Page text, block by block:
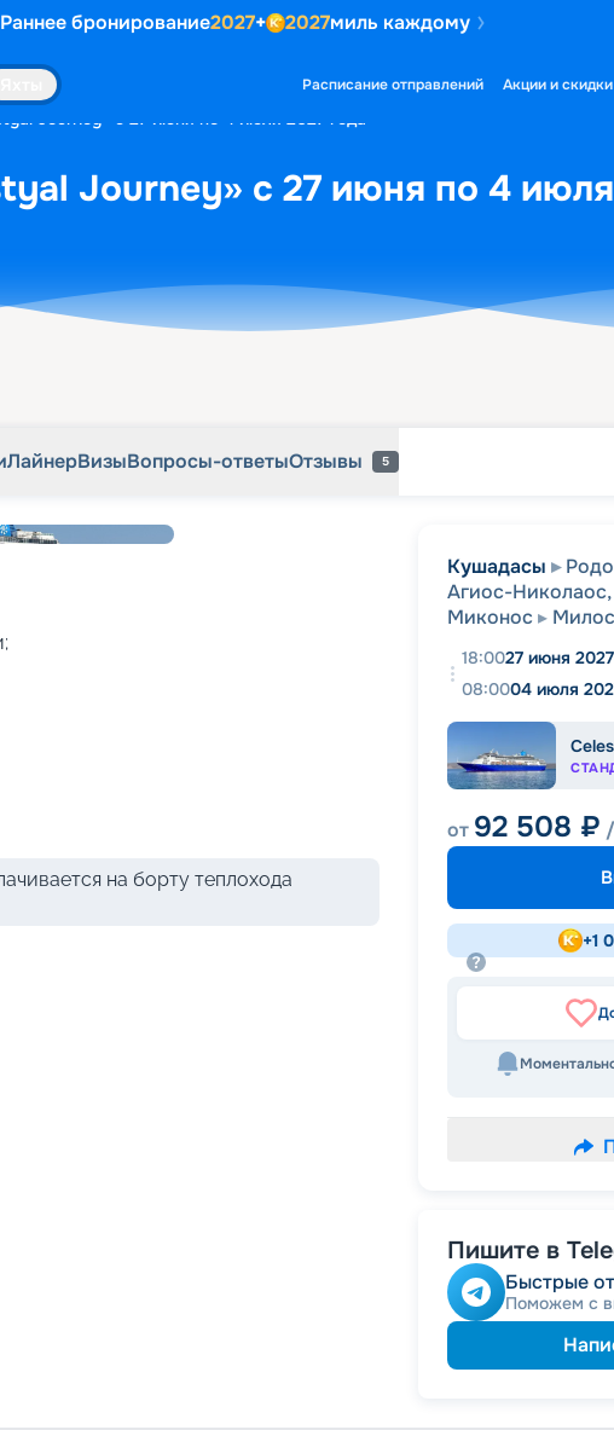
Раннее бронирование2027+ 2027миль каждому
Расписание отправлений Акции и скидки
Journey» с 27 июня по 4 июля 2027 года
Journey» с 27 июня по 4
ЛайнерВизыВопросы-ответыОтзывы 5
на борту теплохода
Кушадасы
Агиос-Николаос,
Миконос
Милос
18:0027 июня 2027
08:0004 июля
от 92 508 ₽
+1
Пишите в
Быстрые
Поможем с